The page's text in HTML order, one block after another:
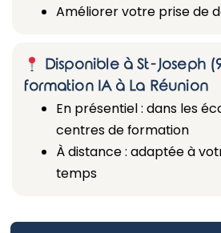
Améliorer votre prise de
Disponible à St-Joseph
formation IA à La Réunion
En présentiel : dans les
centres de formation
À distance : adaptée à
temps